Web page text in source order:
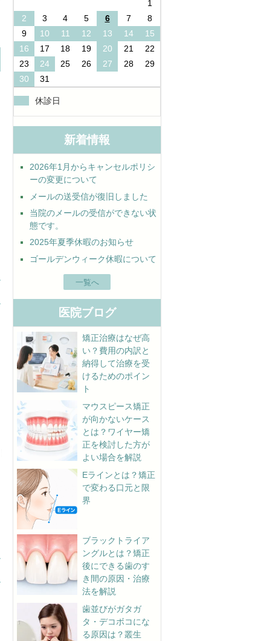
1
2
3 4 5 6 7
8
9
10 11 12 13 14
15
16
17 18 19 20 21
22
23
24 25 26 27 28
29
30
31
休診日
新着情報
2026年1月からキャンセルポリシ
ーの変更について
メールの送受信が復旧しました
当院のメールの受信ができない状
態です。
2025年夏季休暇のお知らせ
ゴールデンウィーク休暇について
一覧へ
医院ブログ
矯正治療はなぜ高
い？費用の内訳と
納得して治療を受
けるためのポイン
ト
マウスピース矯正
が向かないケース
とは？ワイヤー矯
正を検討した方が
よい場合を解説
Eラインとは？矯正
で変わる口元と限
界
ブラックトライア
ングルとは？矯正
後にできる歯のす
き間の原因・治療
法を解説
歯並びがガタガ
タ・デコボコにな
る原因は？叢生